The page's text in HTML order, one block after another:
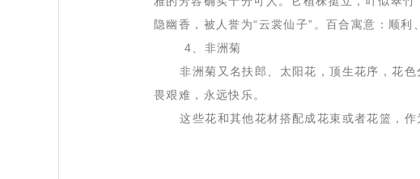
隐幽香，被人誉为“云裳仙子”。百合寓意：顺利
4、非洲菊
非洲菊又名扶郎、太阳花，顶生花序，花色
畏艰难，永远快乐。
这些花和其他花材搭配成花束或者花篮，作